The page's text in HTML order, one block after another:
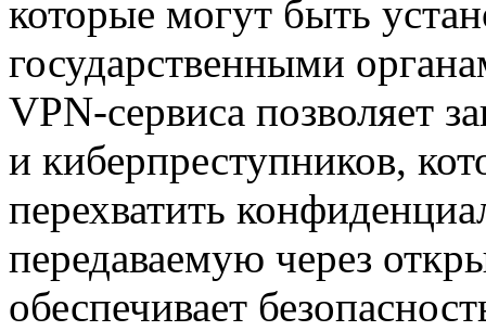
которые могут быть
государственными
VPN-сервиса позволяет
и киберпреступников,
перехватить
передаваемую через
обеспечивает